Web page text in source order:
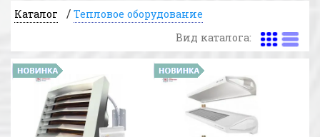
Каталог / Тепловое оборудование
Вид каталога: